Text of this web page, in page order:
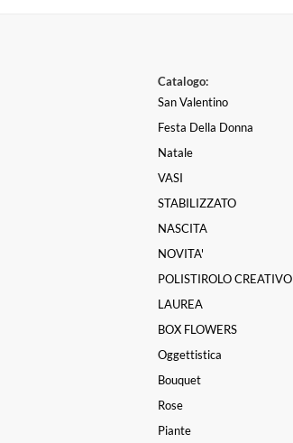
Catalogo:
San Valentino
Festa Della Donna
Natale
VASI
STABILIZZATO
NASCITA
NOVITA'
POLISTIROLO CREATIVO
LAUREA
BOX FLOWERS
Oggettistica
Bouquet
Rose
Piante